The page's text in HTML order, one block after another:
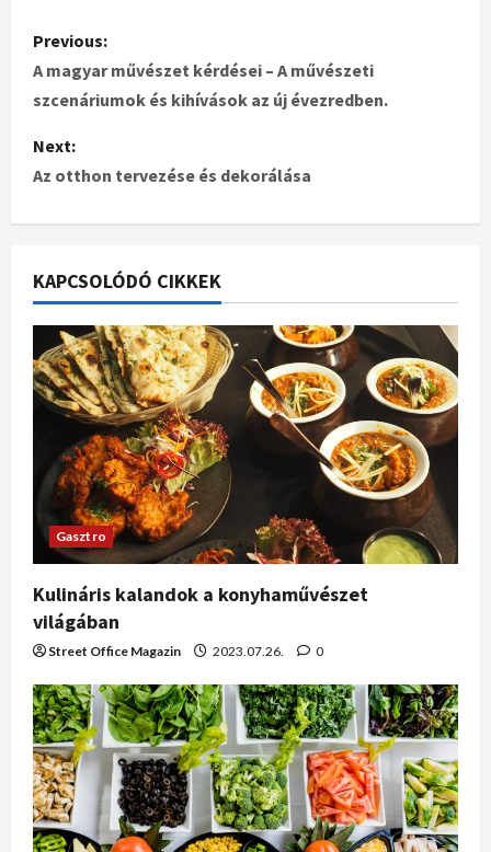
Previous:
A magyar művészet kérdései – A művészeti
szcenáriumok és kihívások az új évezredben.
Next:
Az otthon tervezése és dekorálása
KAPCSOLÓDÓ CIKKEK
Gasztro
Kulináris kalandok a konyhaművészet
világában
Street Office Magazin 2023.07.26. 0